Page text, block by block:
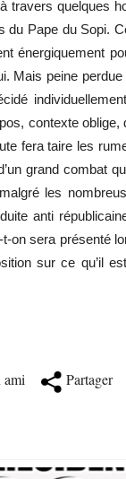
travers quelques
Pape du Sopi.
énergiquement
Mais peine perdue
contexte oblige,
fera taire les
grand combat
les
anti
on sera présenté
sur ce qu’il
Partager